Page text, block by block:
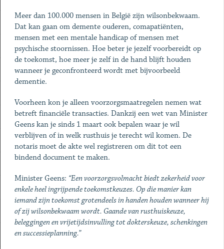
Meer dan 100.000 mensen in België zijn wilsonbekwaam.
Dat kan gaan om demente ouderen, comapatiënten,
mensen met een mentale handicap of mensen met
psychische stoornissen. Hoe beter je jezelf voorbereidt op
de toekomst, hoe meer je zelf in de hand blijft houden
wanneer je geconfronteerd wordt met bijvoorbeeld
dementie.
Voorheen kon je alleen voorzorgsmaatregelen nemen wat
betreft financiële transacties. Dankzij een wet van Minister
Geens kan je sinds 1 maart ook bepalen waar je wil
verblijven of in welk rusthuis je terecht wil komen. De
notaris moet de akte wel registreren om dit tot een
bindend document te maken.
Minister Geens: “Een voorzorgsvolmacht biedt zekerheid voor
enkele heel ingrijpende toekomstkeuzes. Op die manier kan
iemand zijn toekomst grotendeels in handen houden wanneer hij
of zij wilsonbekwaam wordt. Gaande van rusthuiskeuze,
beleggingen en vrijetijdsinvulling tot dokterskeuze, schenkingen
en successieplanning.”